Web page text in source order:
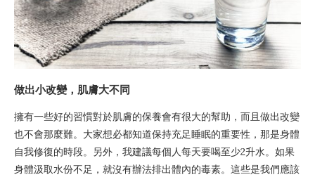
做出小改變，肌膚大不同
擁有一些好的習慣對於肌膚的保養會有很大的幫助，而且做出改變
也不會那麼難。大家想必都知道保持充足睡眠的重要性，那是身體
自我修復的時段。另外，我建議每個人每天要喝至少2升水。如果
身體汲取水份不足，就沒有辦法排出體內的毒素。這些是我們應該